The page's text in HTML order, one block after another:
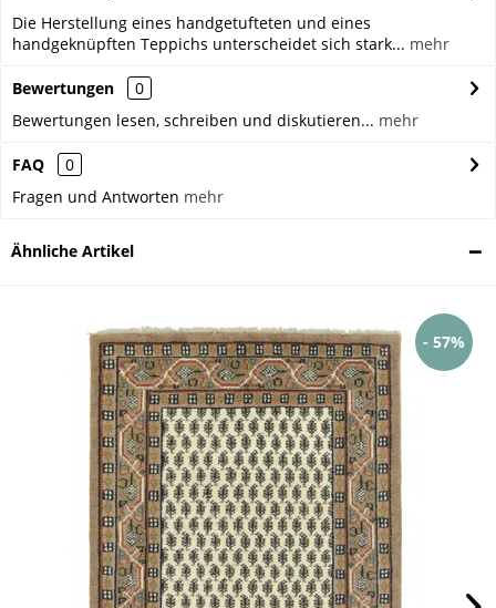
Die Herstellung eines handgetufteten und eines
handgeknüpften Teppichs unterscheidet sich stark... mehr
Bewertungen
0
Bewertungen lesen, schreiben und diskutieren... mehr
FAQ
0
Fragen und Antworten mehr
Ähnliche Artikel
- 57%